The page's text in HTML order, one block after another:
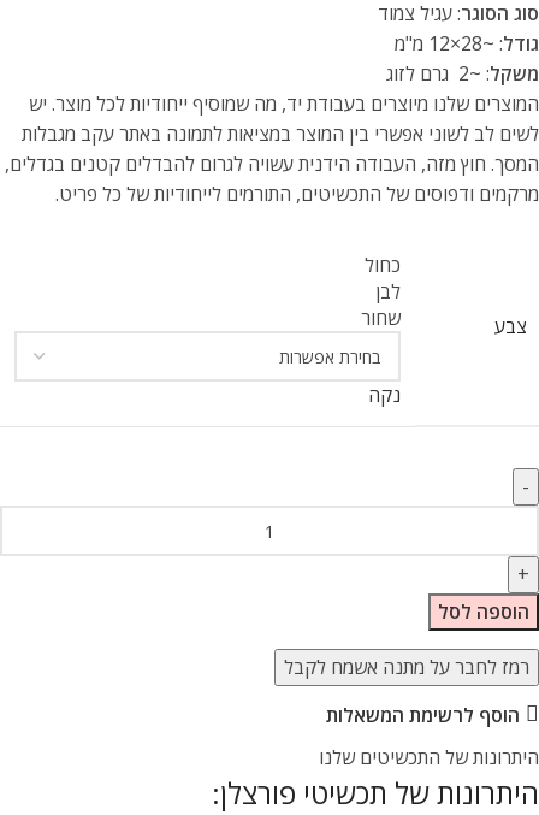
סוג הסוגר: עגיל צמוד
גודל: ~28×12 מ"מ
משקל: ~2 גרם לזוג
המוצרים שלנו מיוצרים בעבודת יד, מה שמוסיף ייחודיות לכל מוצר. יש
לשים לב לשוני אפשרי בין המוצר במציאות לתמונה באתר עקב מגבלות
המסך. חוץ מזה, העבודה הידנית עשויה לגרום להבדלים קטנים בגדלים,
מרקמים ודפוסים של התכשיטים, התורמים לייחודיות של כל פריט.
צבע
כחול
לבן
שחור
נקה
הוספה לסל
רמז לחבר על מתנה אשמח לקבל
הוסף לרשימת המשאלות
היתרונות של התכשיטים שלנו
היתרונות של תכשיטי פורצלן: